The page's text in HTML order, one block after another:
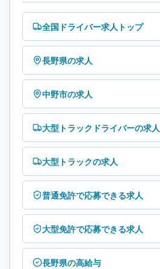
全国ドライバー求人トップ
長野県の求人
中野市の求人
大型トラックドライバーの求人
大型トラックの求人
普通免許で応募できる求人
大型免許で応募できる求人
長野県の高給与